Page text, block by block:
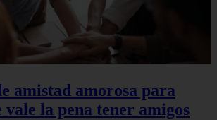
amistad amorosa para
la pena tener amigos